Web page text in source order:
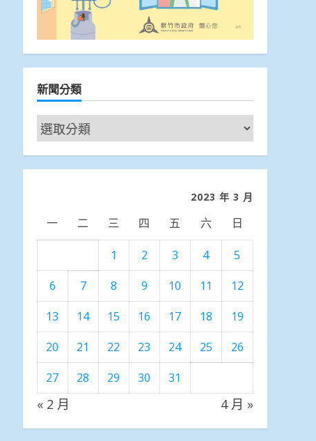
新聞分類
新
聞
分
2023 年 3 月
一 二 三 四 五 六 日
1 2 3 4
5
6
7 8 9 10 11
12
13
14 15 16 17 18
19
20
21 22 23 24 25
26
27
28 29 30 31
« 2 月 4 月 »